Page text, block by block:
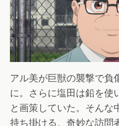
アル美が巨獣の襲撃で負
に。さらに塩田は鉛を使
と画策していた。そんな
持ち掛ける、奇妙な訪問